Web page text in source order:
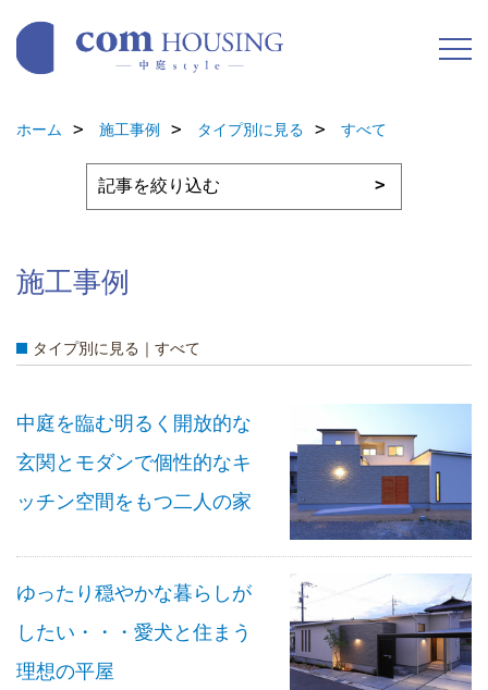
ホーム 施工事例 タイプ別に見る すべて
施工事例
タイプ別に見る｜すべて
中庭を臨む明るく開放的な
玄関とモダンで個性的なキ
ッチン空間をもつ二人の家
ゆったり穏やかな暮らしが
したい・・・愛犬と住まう
理想の平屋